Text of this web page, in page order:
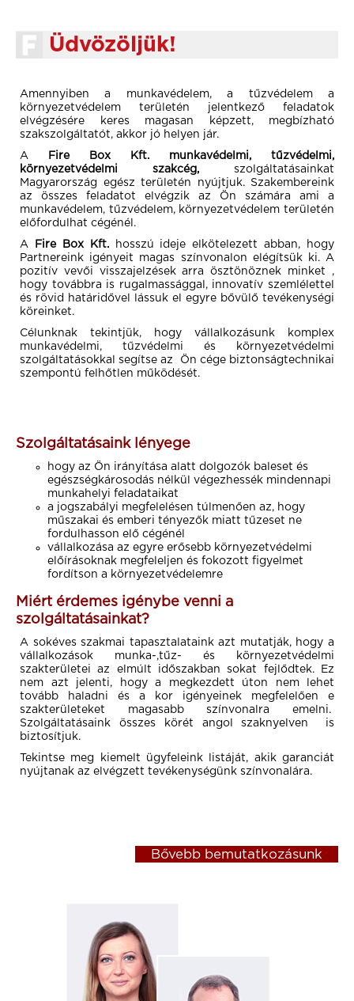
Üdvözöljük!
Amennyiben a munkavédelem, a tűzvédelem a
környezetvédelem területén jelentkező feladatok
elvégzésére keres magasan képzett, megbízható
szakszolgáltatót, akkor jó helyen jár.
A
Fire Box Kft. munkavédelmi, tűzvédelmi,
környezetvédelmi szakcég, szolgáltatásainkat
Magyarország egész területén nyújtjuk. Szakembereink
az összes feladatot elvégzik az Ön számára ami a
munkavédelem, tűzvédelem, környezetvédelem területén
előfordulhat cégénél.
A
Fire Box Kft.
hosszú ideje elkötelezett abban, hogy
Partnereink igényeit magas színvonalon elégítsük ki. A
pozitív vevői visszajelzések arra ösztönöznek minket ,
hogy továbbra is rugalmassággal, innovatív szemlélettel
és rövid határidővel lássuk el egyre bővülő tevékenységi
köreinket.
Célunknak tekintjük, hogy vállalkozásunk komplex
munkavédelmi, tűzvédelmi és környezetvédelmi
szolgáltatásokkal segítse az Ön cége biztonságtechnikai
szempontú felhőtlen működését.
Szolgáltatásaink lényege
hogy az Ön irányítása alatt dolgozók baleset és
egészségkárosodás nélkül végezhessék mindennapi
munkahelyi feladataikat
a jogszabályi megfelelésen túlmenően az, hogy
műszakai és emberi tényezők miatt tűzeset ne
fordulhasson elő cégénél
vállalkozása az egyre erősebb környezetvédelmi
előírásoknak megfeleljen és fokozott figyelmet
fordítson a környezetvédelemre
Miért érdemes igénybe venni a
szolgáltatásainkat?
A sokéves szakmai tapasztalataink azt mutatják, hogy a
vállalkozások munka-,tűz- és környezetvédelmi
szakterületei az elmúlt időszakban sokat fejlődtek. Ez
nem azt jelenti, hogy a megkezdett úton nem lehet
tovább haladni és a kor igényeinek megfelelően e
szakterületeket magasabb színvonalra emelni.
Szolgáltatásaink összes körét angol szaknyelven is
biztosítjuk.
Tekintse meg kiemelt ügyfeleink listáját, akik garanciát
nyújtanak az elvégzett tevékenységünk színvonalára.
Bővebb bemutatkozásunk